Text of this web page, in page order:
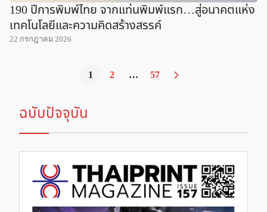
190 ปีการพิมพ์ไทย จากแท่นพิมพ์แรก…สู่อนาคตแห่ง
เทคโนโลยีและความคิดสร้างสรรค์
22 กรกฎาคม 2026
1 2 … 57
ฉบับปัจจุบัน